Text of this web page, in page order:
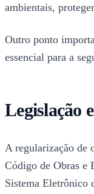
ambientais,
Outro ponto
essencial para a
Legislação
A regularização de
Código de Obras e
Sistema Eletrônico